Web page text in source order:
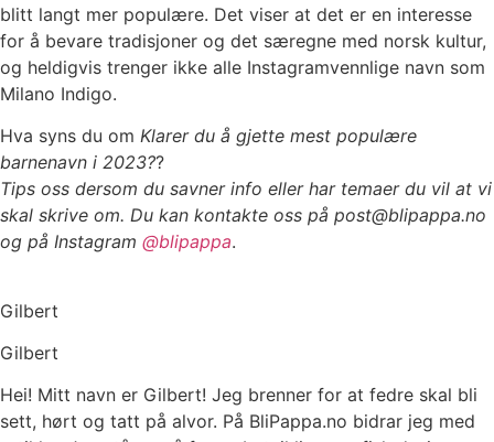
blitt langt mer populære. Det viser at det er en interesse
for å bevare tradisjoner og det særegne med norsk kultur,
og heldigvis trenger ikke alle Instagramvennlige navn som
Milano Indigo.
Hva syns du om Klarer du å gjette mest populære
barnenavn i 2023??
Tips oss dersom du savner info eller har temaer du vil at vi
skal skrive om. Du kan kontakte oss på post@blipappa.no
og på Instagram @blipappa.
Gilbert
Gilbert
Hei! Mitt navn er Gilbert! Jeg brenner for at fedre skal bli
sett, hørt og tatt på alvor. På BliPappa.no bidrar jeg med